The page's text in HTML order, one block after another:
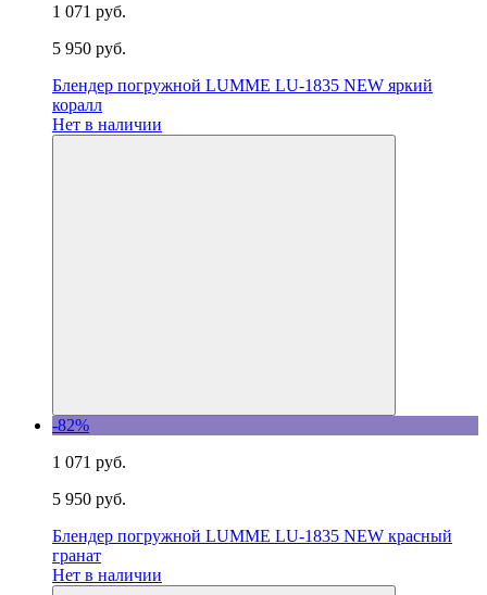
1 071 руб.
5 950 руб.
Блендер погружной LUMME LU-1835 NEW яркий
коралл
Нет в наличии
-82%
1 071 руб.
5 950 руб.
Блендер погружной LUMME LU-1835 NEW красный
гранат
Нет в наличии